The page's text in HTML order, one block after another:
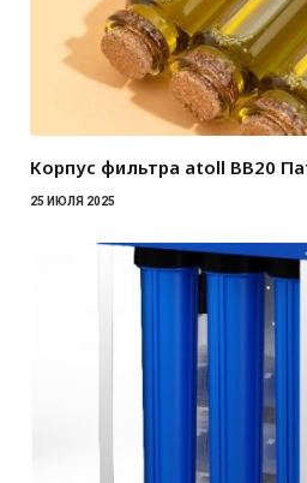
Корпус фильтра atoll BB20
25 ИЮЛЯ 2025